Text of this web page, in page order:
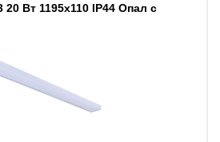
20 Вт 1195x110 IP44 Опал с